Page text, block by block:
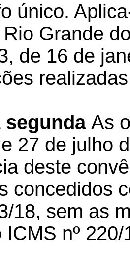
único.
Grande
de 16 de
segunda As
27 de julho
deste
concedidos
18, sem as
ICMS nº